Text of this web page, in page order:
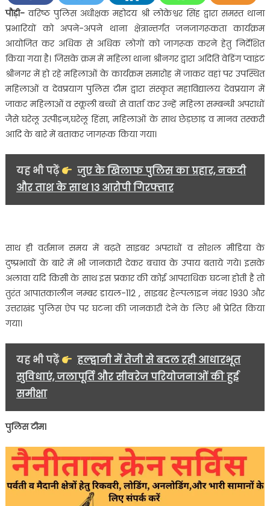
कार्यक्रमों
में
भी
चला
पौड़ी
पुलिस
का
जनजागरूकता
अभियान……
पौड़ी-वरिष्ठ पुलिस अधीक्षक महोदय श्री लोकेश्वर सिंह द्वारा समस्त थाना
प्रभारियों को अपने-अपने थाना क्षेत्रान्तर्गत जनजागरूकता कार्यक्रम
आयोजित कर अधिक से अधिक लोगों को जागरूक करने हेतु निर्देशित
किया गया है। जिसके क्रम में महिला थाना श्रीनगर द्वारा अदिति वेडिंग प्वाइंट
श्रीनगर में हो रहे महिलाओं के कार्यक्रम समारोह में जाकर वहां पर उपस्थित
महिलाओं व देवप्रयाग पुलिस टीम द्वारा संस्कृत महाविद्यालय देवप्रयाग में
जाकर महिलाओं व स्कूली बच्चों से वार्ता कर उन्हें महिला सम्बन्धी अपराधों
जैसे घरेलू उत्पीड़न,घरेलू हिंसा, महिलाओं के साथ छेड़छाड़ व मानव तस्करी
आदि के बारे में बताकर जागरूक किया गया।
यह भी पढ़ें
जुए के खिलाफ पुलिस का प्रहार, नकदी
और ताश के साथ 13 आरोपी गिरफ्तार
साथ ही वर्तमान समय में बढ़ते साइबर अपराधों व सोशल मीडिया के
दुष्प्रभावों के बारे में भी जानकारी देकर बचाव के उपाय बताये गये। इसके
अलावा यदि किसी के साथ इस प्रकार की कोई आपराधिक घटना होती है तो
तुरंत आपातकालीन नम्बर डायल-112 , साइबर हेल्पलाइन नंबर 1930 और
उत्तराखंड पुलिस ऐप पर घटना की जानकारी देने के लिए भी प्रेरित किया
गया।
यह भी पढ़ें
हल्द्वानी में तेजी से बदल रही आधारभूत
सुविधाएं, जलापूर्ति और सीवरेज परियोजनाओं की हुई
समीक्षा
पुलिस टीम।